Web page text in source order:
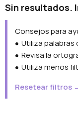
Sin resultados.
Consejos para
Utiliza palabras
Revisa la
Utiliza menos
Resetear filtros